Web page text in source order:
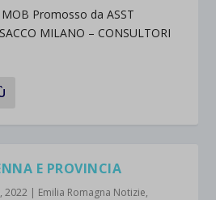
Promosso da ASST
MILANO – CONSULTORI
E PROVINCIA
2022 | Emilia Romagna Notizie,